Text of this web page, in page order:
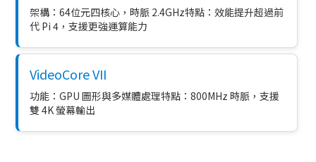
架構：64位元四核心，時脈 2.4GHz特點：效能提升超過前
代 Pi 4，支援更強運算能力
VideoCore VII
功能：GPU 圖形與多媒體處理特點：800MHz 時脈，支援
雙 4K 螢幕輸出